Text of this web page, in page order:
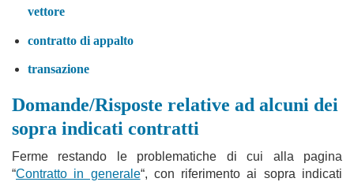
vettore
contratto di appalto
transazione
Domande/Risposte relative ad alcuni dei
sopra indicati contratti
Ferme restando le problematiche di cui alla pagina
“Contratto in generale“, con riferimento ai sopra indicati